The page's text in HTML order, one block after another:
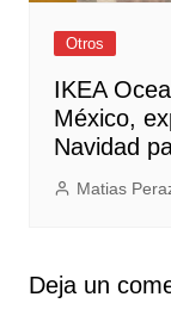
Otros
IKEA
México,
Navidad
Matias
Deja un